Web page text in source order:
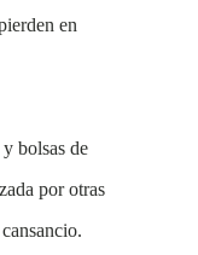
en
bolsas de
por otras